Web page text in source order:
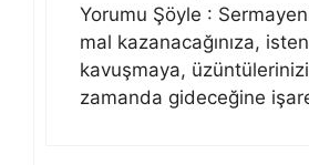
Yorumu Şöyle :
mal kazanacağınıza,
kavuşmaya,
zamanda gideceğine